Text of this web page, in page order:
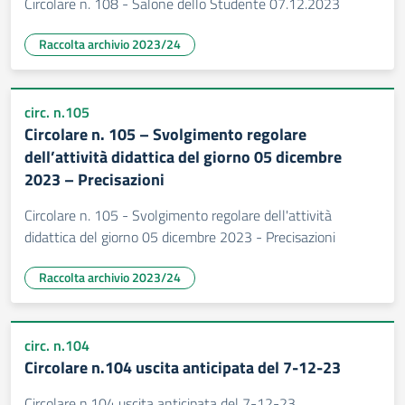
Raccolta archivio 2023/24
circ. n.105
Circolare n. 105 – Svolgimento regolare
dell’attività didattica del giorno 05 dicembre
2023 – Precisazioni
Circolare n. 105 - Svolgimento regolare dell'attività
didattica del giorno 05 dicembre 2023 - Precisazioni
Raccolta archivio 2023/24
circ. n.104
Circolare n.104 uscita anticipata del 7-12-23